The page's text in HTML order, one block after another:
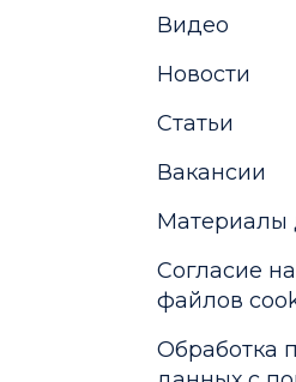
Видео
Новости
Статьи
Вакансии
Материалы
Cогласие
файлов
Обработка